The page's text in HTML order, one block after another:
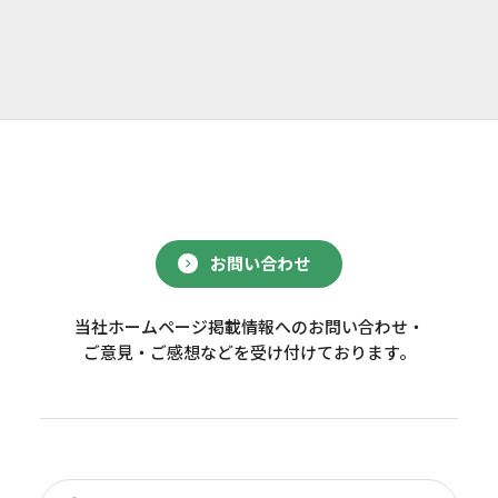
お問い合わせ
当社ホームページ掲載情報へのお問い合わせ・
ご意見・ご感想などを受け付けております。